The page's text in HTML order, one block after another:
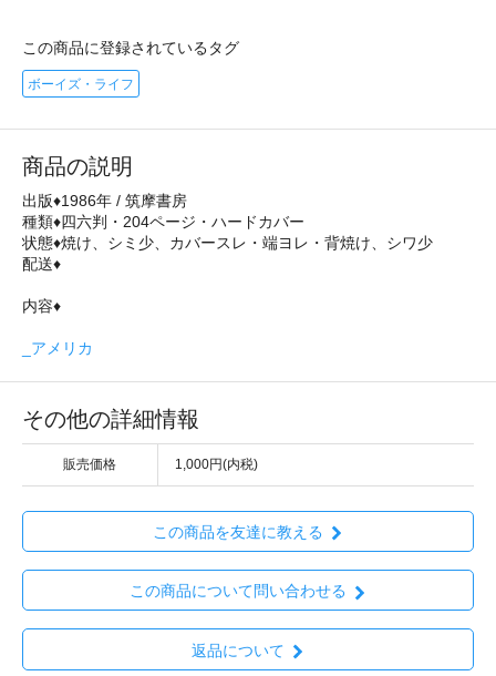
この商品に登録されているタグ
ボーイズ・ライフ
商品の説明
出版♦1986年 / 筑摩書房
種類♦四六判・204ページ・ハードカバー
状態♦焼け、シミ少、カバースレ・端ヨレ・背焼け、シワ少
配送♦
内容♦
_アメリカ
その他の詳細情報
販売価格 1,000円(内税)
この商品を友達に教える
この商品について問い合わせる
返品について